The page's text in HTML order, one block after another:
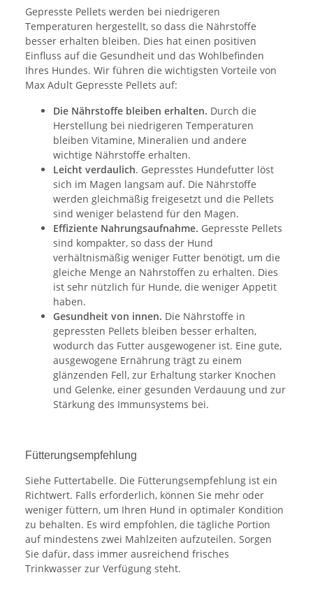
Gepresste Pellets werden bei niedrigeren
Temperaturen hergestellt, so dass die Nährstoffe
besser erhalten bleiben. Dies hat einen positiven
Einfluss auf die Gesundheit und das Wohlbefinden
Ihres Hundes. Wir führen die wichtigsten Vorteile von
Max Adult Gepresste Pellets auf:
Die Nährstoffe bleiben erhalten. Durch die
Herstellung bei niedrigeren Temperaturen
bleiben Vitamine, Mineralien und andere
wichtige Nährstoffe erhalten.
Leicht verdaulich. Gepresstes Hundefutter löst
sich im Magen langsam auf. Die Nährstoffe
werden gleichmäßig freigesetzt und die Pellets
sind weniger belastend für den Magen.
Effiziente Nahrungsaufnahme. Gepresste Pellets
sind kompakter, so dass der Hund
verhältnismäßig weniger Futter benötigt, um die
gleiche Menge an Nährstoffen zu erhalten. Dies
ist sehr nützlich für Hunde, die weniger Appetit
haben.
Gesundheit von innen. Die Nährstoffe in
gepressten Pellets bleiben besser erhalten,
wodurch das Futter ausgewogener ist. Eine gute,
ausgewogene Ernährung trägt zu einem
glänzenden Fell, zur Erhaltung starker Knochen
und Gelenke, einer gesunden Verdauung und zur
Stärkung des Immunsystems bei.
Fütterungsempfehlung
Siehe Futtertabelle. Die Fütterungsempfehlung ist ein
Richtwert. Falls erforderlich, können Sie mehr oder
weniger füttern, um Ihren Hund in optimaler Kondition
zu behalten. Es wird empfohlen, die tägliche Portion
auf mindestens zwei Mahlzeiten aufzuteilen. Sorgen
Sie dafür, dass immer ausreichend frisches
Trinkwasser zur Verfügung steht.